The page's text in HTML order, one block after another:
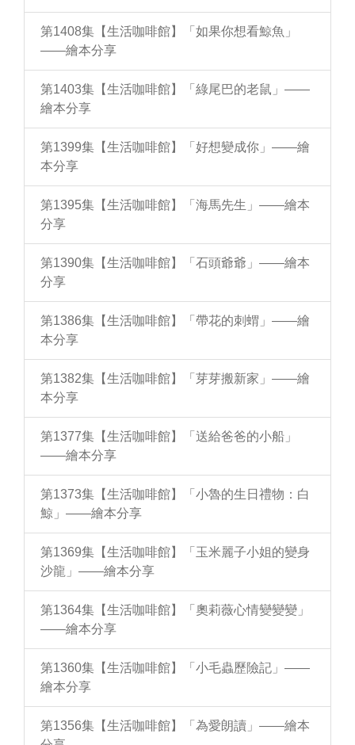
第1408集【生活咖啡館】「如果你想看鯨魚」
——繪本分享
第1403集【生活咖啡館】「綠尾巴的老鼠」——
繪本分享
第1399集【生活咖啡館】「好想變成你」——繪
本分享
第1395集【生活咖啡館】「海馬先生」——繪本
分享
第1390集【生活咖啡館】「石頭爺爺」——繪本
分享
第1386集【生活咖啡館】「帶花的刺蝟」——繪
本分享
第1382集【生活咖啡館】「芽芽搬新家」——繪
本分享
第1377集【生活咖啡館】「送給爸爸的小船」
——繪本分享
第1373集【生活咖啡館】「小魯的生日禮物：白
鯨」——繪本分享
第1369集【生活咖啡館】「玉米麗子小姐的變身
沙龍」——繪本分享
第1364集【生活咖啡館】「奧莉薇心情變變變」
——繪本分享
第1360集【生活咖啡館】「小毛蟲歷險記」——
繪本分享
第1356集【生活咖啡館】「為愛朗讀」——繪本